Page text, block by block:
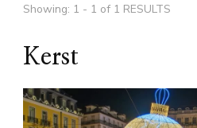
Showing: 1 - 1 of 1 RESULTS
Kerst